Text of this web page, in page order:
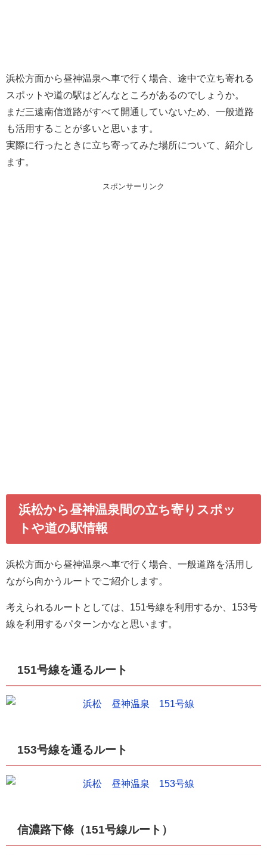
浜松方面から昼神温泉へ車で行く場合、途中で立ち寄れる
スポットや道の駅はどんなところがあるのでしょうか。
まだ三遠南信道路がすべて開通していないため、一般道路
も活用することが多いと思います。
実際に行ったときに立ち寄ってみた場所について、紹介し
ます。
スポンサーリンク
浜松から昼神温泉間の立ち寄りスポッ
トや道の駅情報
浜松方面から昼神温泉へ車で行く場合、一般道路を活用し
ながら向かうルートでご紹介します。
考えられるルートとしては、151号線を利用するか、153号
線を利用するパターンかなと思います。
151号線を通るルート
153号線を通るルート
信濃路下條（151号線ルート）